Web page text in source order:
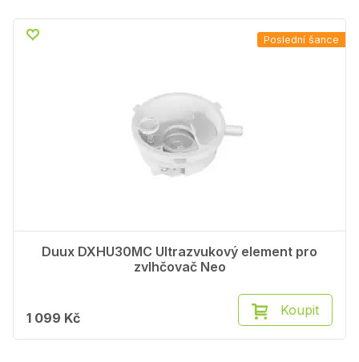
Duux DXHU30MC Ultrazvukový element pro
zvlhčovač Neo
1 099 Kč Koupit
Poslední šance